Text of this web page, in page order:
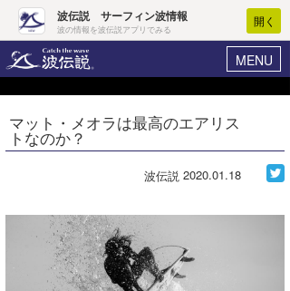
波伝説 サーフィン波情報
波の情報を波伝説アプリでみる
開く
MENU
ヘルプ マイホーム
ログイン
WAVE HUNTER波予想ツール
気象情報
マット・メオラは最高のエアリス
トなのか？
波伝説 2020.01.18
Core Surf Japan
アート＆エンタメ
コラム